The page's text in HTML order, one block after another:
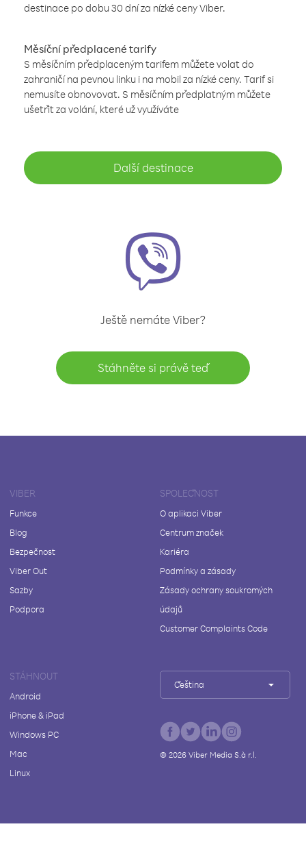
destinace po dobu 30 dní za nízké ceny Viber.
Měsíční předplacené tarify
S měsíčním předplaceným tarifem můžete volat do
zahraničí na pevnou linku i na mobil za nízké ceny. Tarif si
nemusíte obnovovat. S měsíčním předplatným můžete
ušetřit za volání, které už využíváte
Další destinace
Ještě nemáte Viber?
Stáhněte si právě teď
VIBER
Funkce
Blog
Bezpečnost
Viber Out
Sazby
Podpora
SPOLEČNOST
O aplikaci Viber
Centrum značek
Kariéra
Podmínky a zásady
Zásady ochrany soukromých
údajů
Customer Complaints Code
STÁHNOUT
Android
iPhone & iPad
Windows PC
Mac
Linux
Čeština
© 2026Viber Media S.à r.l.